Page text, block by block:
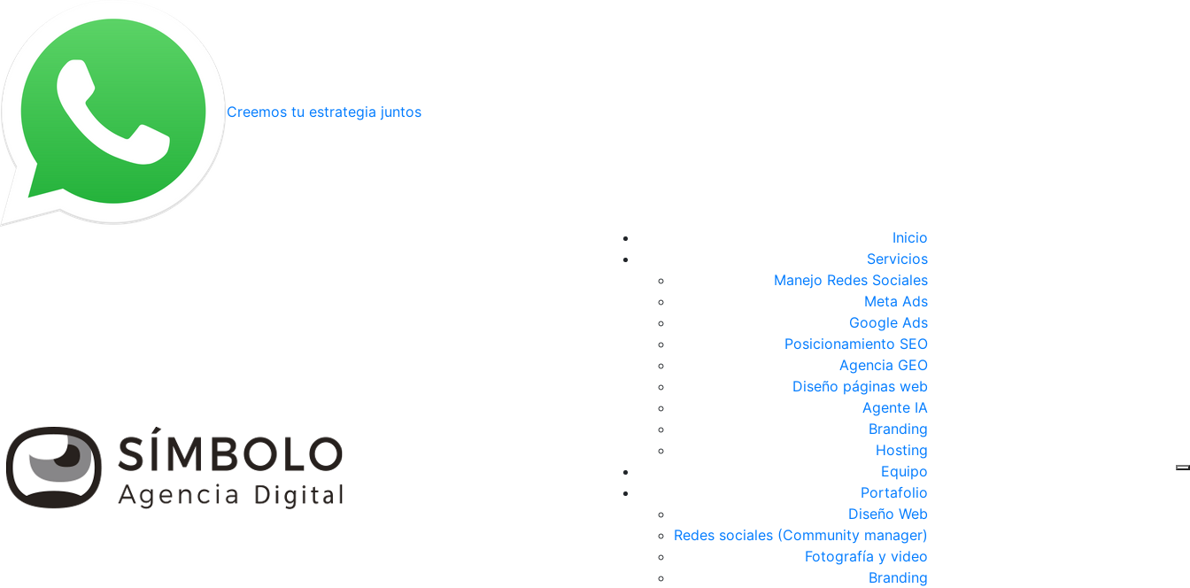
Creemos tu estrategia juntos
Inicio
Servicios
Manejo Redes Sociales
Meta Ads
Google Ads
Posicionamiento SEO
Agencia GEO
Diseño páginas web
Agente IA
Branding
Hosting
Equipo
Portafolio
Diseño Web
Redes sociales (Community manager)
Fotografía y video
Branding